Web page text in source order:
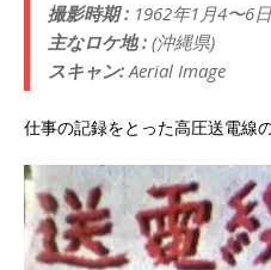
撮影時期 : 1962年1月4〜6日
主なロケ地 : (沖縄県)
スキャン:Aerial Image
仕事の記録をとった高圧送電線